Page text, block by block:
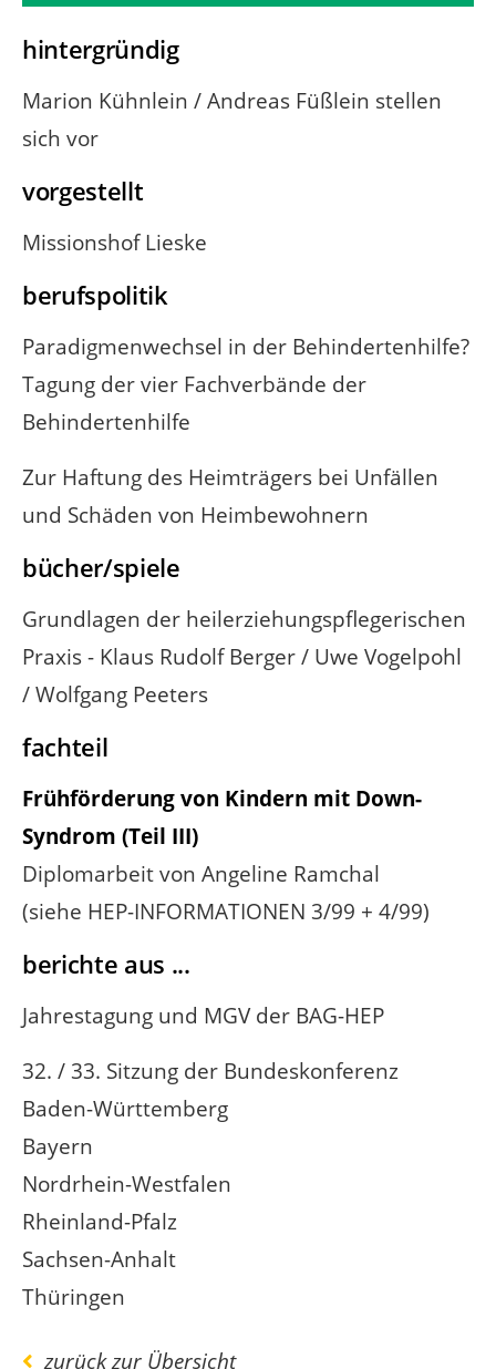
hintergründig
Marion Kühnlein / Andreas Füßlein stellen
sich vor
vorgestellt
Missionshof Lieske
berufspolitik
Paradigmenwechsel in der Behindertenhilfe?
Tagung der vier Fachverbände der
Behindertenhilfe
Zur Haftung des Heimträgers bei Unfällen
und Schäden von Heimbewohnern
bücher/spiele
Grundlagen der heilerziehungspflegerischen
Praxis - Klaus Rudolf Berger / Uwe Vogelpohl
/ Wolfgang Peeters
fachteil
Frühförderung von Kindern mit Down-
Syndrom (Teil III)
Diplomarbeit von Angeline Ramchal
(siehe HEP-INFORMATIONEN 3/99 + 4/99)
berichte aus ...
Jahrestagung und MGV der BAG-HEP
32. / 33. Sitzung der Bundeskonferenz
Baden-Württemberg
Bayern
Nordrhein-Westfalen
Rheinland-Pfalz
Sachsen-Anhalt
Thüringen
zurück zur Übersicht